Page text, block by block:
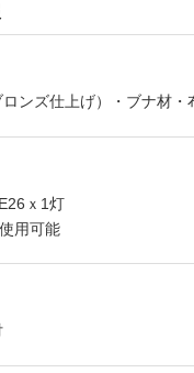
ンズ仕上げ）・ブナ材・
ｘ1灯
用可能